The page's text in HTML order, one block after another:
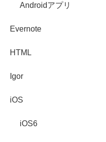
Androidアプリ
Evernote
HTML
Igor
iOS
iOS6